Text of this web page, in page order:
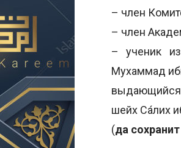
– член
– член
– ученик
Мухаммад
выдающийся
шейх Са́лих
(да